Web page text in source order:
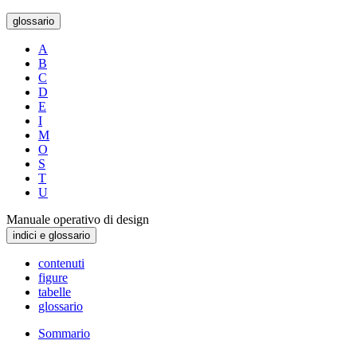
glossario
A
B
C
D
E
I
M
O
S
T
U
Manuale operativo di design
indici e glossario
contenuti
figure
tabelle
glossario
Sommario